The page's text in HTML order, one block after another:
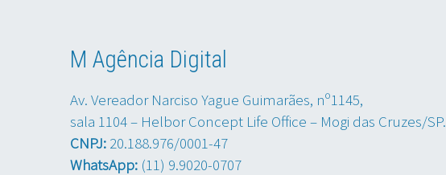
M Agência Digital
Av. Vereador Narciso Yague Guimarães, nº1145,
sala 1104 – Helbor Concept Life Office – Mogi das Cruzes/SP.
CNPJ: 20.188.976/0001-47
WhatsApp: (11) 9.9020-0707